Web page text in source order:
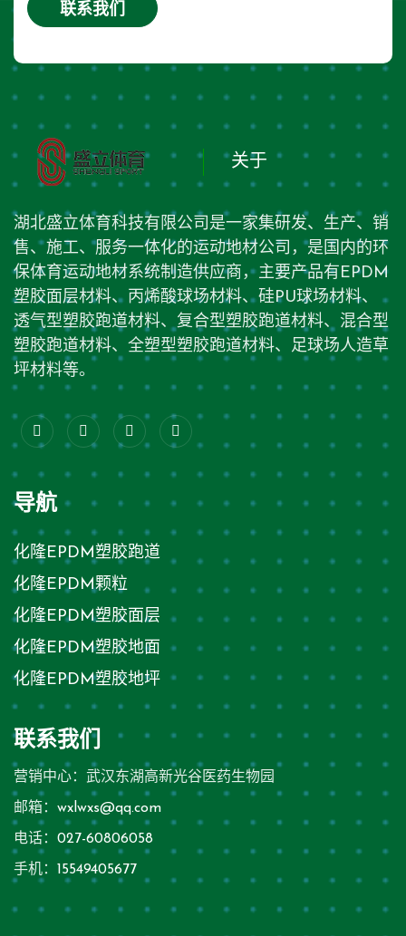
联系我们
关于
湖北盛立体育科技有限公司是一家集研发、生产、销
售、施工、服务一体化的运动地材公司，是国内的环
保体育运动地材系统制造供应商，主要产品有EPDM
塑胶面层材料、丙烯酸球场材料、硅PU球场材料、
透气型塑胶跑道材料、复合型塑胶跑道材料、混合型
塑胶跑道材料、全塑型塑胶跑道材料、足球场人造草
坪材料等。
导航
化隆EPDM塑胶跑道
化隆EPDM颗粒
化隆EPDM塑胶面层
化隆EPDM塑胶地面
化隆EPDM塑胶地坪
联系我们
营销中心：武汉东湖高新光谷医药生物园
邮箱： wxlwxs@qq.com
电话： 027-60806058
手机： 15549405677